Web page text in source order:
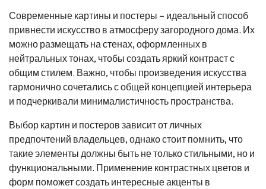
Современные картины и постеры – идеальный способ
привнести искусство в атмосферу загородного дома. Их
можно размещать на стенах, оформленных в
нейтральных тонах, чтобы создать яркий контраст с
общим стилем. Важно, чтобы произведения искусства
гармонично сочетались с общей концепцией интерьера
и подчеркивали минималистичность пространства.
Выбор картин и постеров зависит от личных
предпочтений владельцев, однако стоит помнить, что
такие элементы должны быть не только стильными, но и
функциональными. Применение контрастных цветов и
форм поможет создать интересные акценты в